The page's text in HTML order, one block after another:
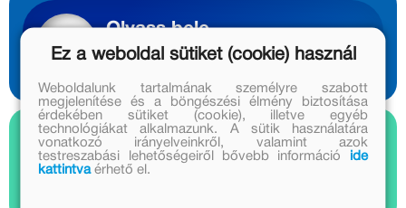
Olvass bele
1 előnézet
Nézz bele
1 videó
Ez a weboldal sütiket (cookie) használ
Weboldalunk tartalmának személyre szabott
megjelenítése és a böngészési élmény biztosítása
érdekében sütiket (cookie), illetve egyéb
technológiákat alkalmazunk. A sütik használatára
vonatkozó irányelveinkről, valamint azok
testreszabási lehetőségeiről bővebb információ
ide
kattintvaérhető el.